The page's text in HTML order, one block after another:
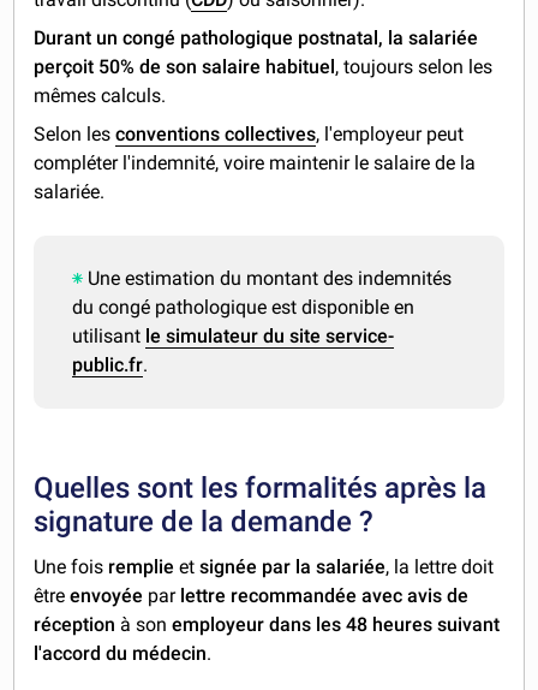
Durant un congé pathologique postnatal, la salariée
perçoit 50% de son salaire habituel , toujours selon les
mêmes calculs.
Selon les conventions collectives, l'employeur peut
compléter l'indemnité, voire maintenir le salaire de la
salariée.
Une estimation du montant des indemnités
du congé pathologique est disponible en
utilisant le simulateur du site service-
public.fr.
Quelles sont les formalités après la
signature de la demande ?
Une fois remplieet signée par la salariée, la lettre doit
être envoyée par lettre recommandée avec avis de
réception à sonemployeur dans les 48 heures suivant
l'accord du médecin.